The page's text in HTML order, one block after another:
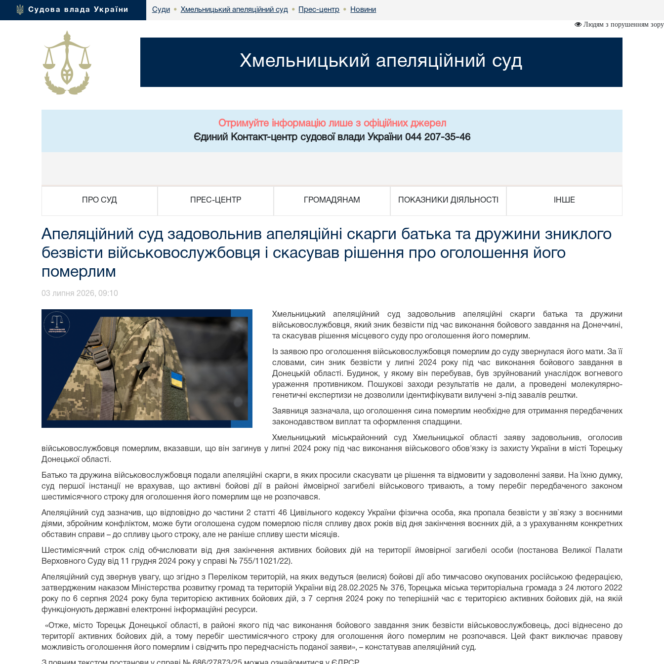
Судова влада України Суди • Хмельницький апеляційний суд • Прес-центр • Новини
Людям з порушенням зору
Хмельницький апеляційний суд
Отримуйте інформацію лише з офіційних джерел
Єдиний Контакт-центр судової влади України 044 207-35-46
ПРО СУД ПРЕС-ЦЕНТР ГРОМАДЯНАМ ПОКАЗНИКИ ДІЯЛЬНОСТІ ІНШЕ
Апеляційний суд задовольнив апеляційні скарги батька та дружини зниклого
безвісти військовослужбовця і скасував рішення про оголошення його
померлим
03 липня 2026, 09:10
Хмельницький апеляційний суд задовольнив апеляційні скарги батька та дружини
військовослужбовця, який зник безвісти під час виконання бойового завдання на Донеччині,
та скасував рішення місцевого суду про оголошення його померлим.
Із заявою про оголошення військовослужбовця померлим до суду звернулася його мати. За її
словами, син зник безвісти у липні 2024 року під час виконання бойового завдання в
Донецькій області. Будинок, у якому він перебував, був зруйнований унаслідок вогневого
ураження противником. Пошукові заходи результатів не дали, а проведені молекулярно-
генетичні експертизи не дозволили ідентифікувати вилучені з-під завалів рештки.
Заявниця зазначала, що оголошення сина померлим необхідне для отримання передбачених
законодавством виплат та оформлення спадщини.
Хмельницький міськрайонний суд Хмельницької області заяву задовольнив, оголосив
військовослужбовця померлим, вказавши, що він загинув у липні 2024 року під час виконання військового обов'язку із захисту України в місті Торецьку
Донецької області.
Батько та дружина військовослужбовця подали апеляційні скарги, в яких просили скасувати це рішення та відмовити у задоволенні заяви. На їхню думку,
суд першої інстанції не врахував, що активні бойові дії в районі ймовірної загибелі військового тривають, а тому перебіг передбаченого законом
шестимісячного строку для оголошення його померлим ще не розпочався.
Апеляційний суд зазначив, що відповідно до частини 2 статті 46 Цивільного кодексу України фізична особа, яка пропала безвісти у зв`язку з воєнними
діями, збройним конфліктом, може бути оголошена судом померлою після спливу двох років від дня закінчення воєнних дій, а з урахуванням конкретних
обставин справи – до спливу цього строку, але не раніше спливу шести місяців.
Шестимісячний строк слід обчислювати від дня закінчення активних бойових дій на території ймовірної загибелі особи (постанова Великої Палати
Верховного Суду від 11 грудня 2024 року у справі № 755/11021/22).
Апеляційний суд звернув увагу, що згідно з Переліком територій, на яких ведуться (велися) бойові дії або тимчасово окупованих російською федерацією,
затвердженим наказом Міністерства розвитку громад та територій України від 28.02.2025 № 376, Торецька міська територіальна громада з 24 лютого 2022
року по 6 серпня 2024 року була територією активних бойових дій, з 7 серпня 2024 року по теперішній час є територією активних бойових дій, на якій
функціонують державні електронні інформаційні ресурси.
«Отже, місто Торецьк Донецької області, в районі якого під час виконання бойового завдання зник безвісти військовослужбовець, досі віднесено до
території активних бойових дій, а тому перебіг шестимісячного строку для оголошення його померлим не розпочався. Цей факт виключає правову
можливість оголошення його померлим і свідчить про передчасність поданої заяви», – констатував апеляційний суд.